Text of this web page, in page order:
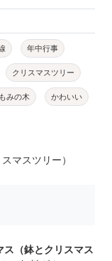
年中行事
クリスマスツリー
もみの木 かわいい
マスツリー）
ス（鉢とクリスマス